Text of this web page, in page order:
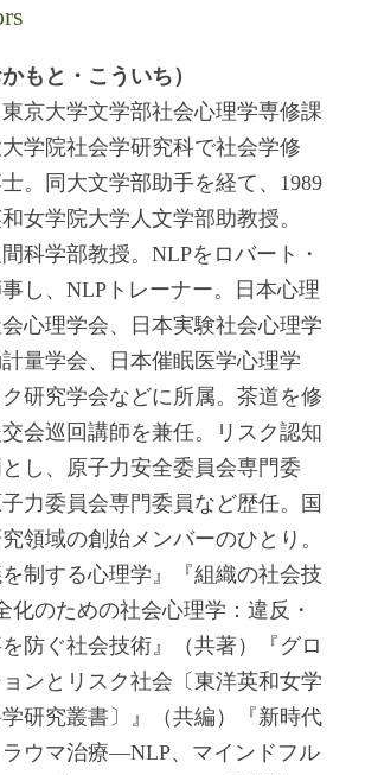
もと・こういち）
京大学文学部社会心理学専修課
学院社会学研究科で社会学修
。同大文学部助手を経て、1989
女学院大学人文学部助教授。
科学部教授。NLPをロバート・
し、NLPトレーナー。日本心理
心理学会、日本実験社会心理学
量学会、日本催眠医学心理学
研究学会などに所属。茶道を修
会巡回講師を兼任。リスク認知
し、原子力安全委員会専門委
力委員会専門委員など歴任。国
領域の創始メンバーのひとり。
制する心理学』『組織の社会技
のための社会心理学：違反・
防ぐ社会技術』（共著）『グロ
ンとリスク社会〔東洋英和女学
研究叢書〕』（共編）『新時代
ウマ治療―NLP、マインドフル